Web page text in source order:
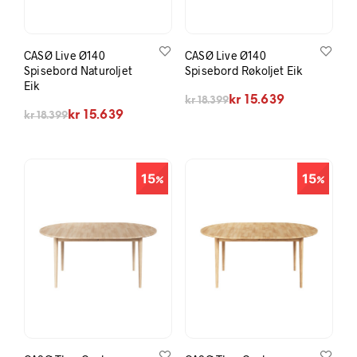
CASØ Live Ø140
Spisebord Naturoljet
Eik
kr18.399
Opprinnelig pris var: kr 18.399.
kr 15.639
Nåværende pris er: kr 15.639.
CASØ Live Ø140
Spisebord Røkoljet Eik
kr18.399
Opprinnelig pris var: kr 18.399.
kr 15.639
Nåværende pris er: kr 15.639.
15 15